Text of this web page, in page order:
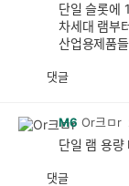
단일 슬롯에
차세대 램부
산업용제품
댓글
M6 Or크ㅁr
단일 램 용량
댓글